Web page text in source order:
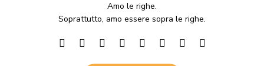
Amo le righe.
Soprattutto, amo essere sopra le righe.